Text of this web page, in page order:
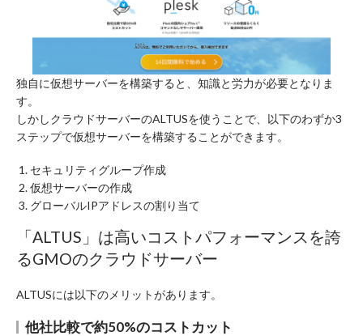
独自に仮想サーバーを構築すると、知識と労力が必要となりま
す。
しかしクラウドサーバーのALTUSを使うことで、以下のわずか3
ステップで仮想サーバーを構築することができます。
セキュリティグループ作成
仮想サーバーの作成
グローバルIPアドレスの割り当て
「ALTUS」は高いコストパフォーマンスを誇
るGMOのクラウドサーバー
ALTUSには以下のメリットがあります。
他社比較で約50%のコストカット